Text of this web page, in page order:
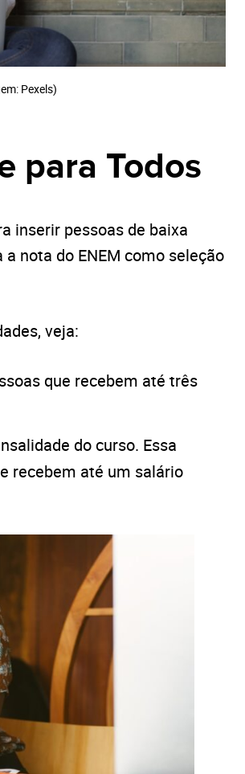
Pexels)
para Todos
inserir pessoas de baixa
nota do ENEM como seleção
veja:
que recebem até três
do curso. Essa
recebem até um salário